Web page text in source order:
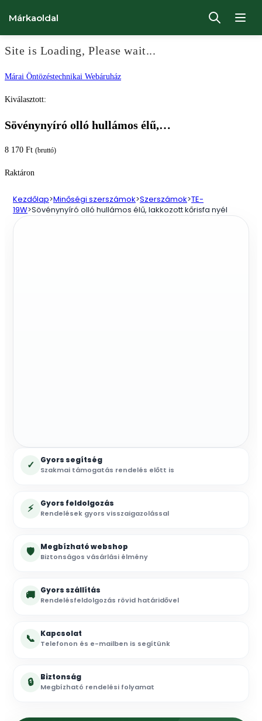
Site is Loading, Please wait...
Ugrás
Márai Öntözéstechnikai Webáruház
Márkaoldal
Kiválasztott:
Sövénynyíró olló hullámos élű,…
8 170 Ft (bruttó)
Raktáron
Kezdőlap>Minőségi szerszámok>Szerszámok>TE-
19W>Sövénynyíró olló hullámos élű, lakkozott kőrisfa nyél
✓ Gyors segítség
Szakmai támogatás rendelés előtt is
⚡ Gyors feldolgozás
Rendelések gyors visszaigazolással
🛡 Megbízható webshop
Biztonságos vásárlási élmény
🚚 Gyors szállítás
Rendelésfeldolgozás rövid határidővel
📞 Kapcsolat
Telefonon és e-mailben is segítünk
🔒 Biztonság
Megbízható rendelési folyamat